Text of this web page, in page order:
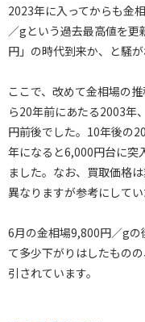
2023年に入ってからも金
／gという過去最高値を更
円」の時代到来か、と騒が
ここで、改めて金相場の
ら20年前にあたる2003年
円前後でした。10年後の
年になると6,000円台に突
ました。なお、買取価格
異なりますが参考にしてい
6月の金相場9,800円／gの
て多少下がりはしたもの
引されています。